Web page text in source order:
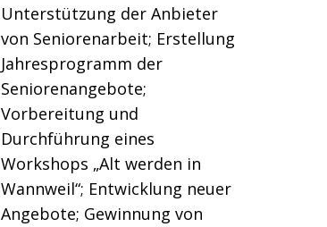
Unterstützung der Anbieter
von Seniorenarbeit; Erstellung
Jahresprogramm der
Seniorenangebote;
Vorbereitung und
Durchführung eines
Workshops „Alt werden in
Wannweil“; Entwicklung neuer
Angebote; Gewinnung von